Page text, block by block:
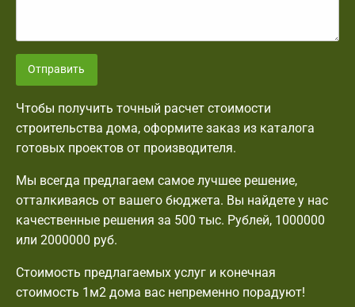
Отправить
Чтобы получить точный расчет стоимости
строительства дома, оформите заказ из каталога
готовых проектов от производителя.
Мы всегда предлагаем самое лучшее решение,
отталкиваясь от вашего бюджета. Вы найдете у нас
качественные решения за 500 тыс. Рублей, 1000000
или 2000000 руб.
Стоимость предлагаемых услуг и конечная
стоимость 1м2 дома вас непременно порадуют!